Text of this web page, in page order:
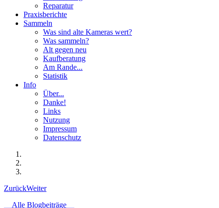
Reparatur
Praxisberichte
Sammeln
Was sind alte Kameras wert?
Was sammeln?
Alt gegen neu
Kaufberatung
Am Rande...
Statistik
Info
Über...
Danke!
Links
Nutzung
Impressum
Datenschutz
ZurückWeiter
Alle Blogbeiträge